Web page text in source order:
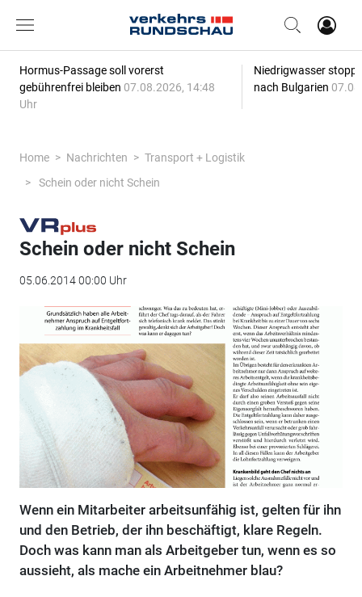
Hormus-Passage soll vorerst
gebührenfrei bleiben 07.08.2026, 14:48
Uhr
Niedrigwasser
nach Bulgarien
Home Nachrichten
Transport + Logistik
Schein oder nicht Schein
Schein oder nicht Schein
05.06.2014 00:00 Uhr
Wenn ein Mitarbeiter arbeitsunfähig ist, gelten für ihn
und den Betrieb, der ihn beschäftigt, klare Regeln.
Doch was kann man als Arbeitgeber tun, wenn es so
aussieht, als mache ein Arbeitnehmer blau?